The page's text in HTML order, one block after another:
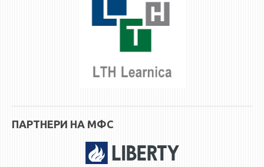
ИНФОРМАЦИИ ОД ЈАВЕН КАРАКТЕР
ТЕЛЕФОНСКИ ИМЕНИК
ALUMNI MFS
ПАРТНЕРИ НА МФС